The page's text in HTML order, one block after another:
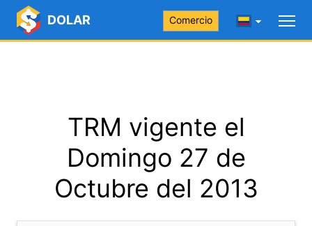
DOLAR Comercio
TRM vigente el
Domingo 27 de
Octubre del 2013